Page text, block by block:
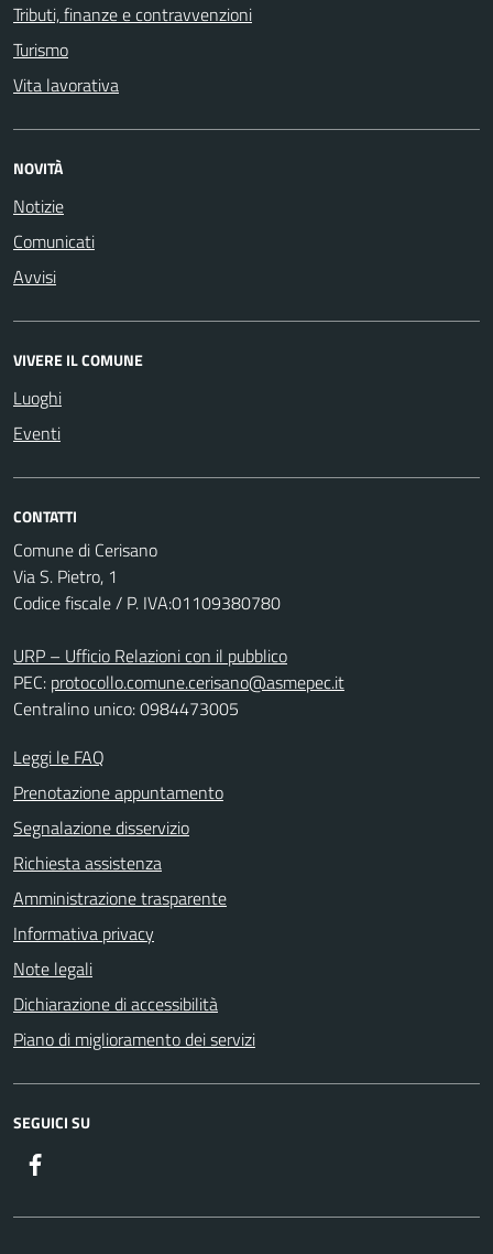
Tributi, finanze e contravvenzioni
Turismo
Vita lavorativa
NOVITÀ
Notizie
Comunicati
Avvisi
VIVERE IL COMUNE
Luoghi
Eventi
CONTATTI
Comune di Cerisano
Via S. Pietro, 1
Codice fiscale / P. IVA:01109380780
URP – Ufficio Relazioni con il pubblico
PEC: protocollo.comune.cerisano@asmepec.it
Centralino unico: 0984473005
Leggi le FAQ
Prenotazione appuntamento
Segnalazione disservizio
Richiesta assistenza
Amministrazione trasparente
Informativa privacy
Note legali
Dichiarazione di accessibilità
Piano di miglioramento dei servizi
SEGUICI SU